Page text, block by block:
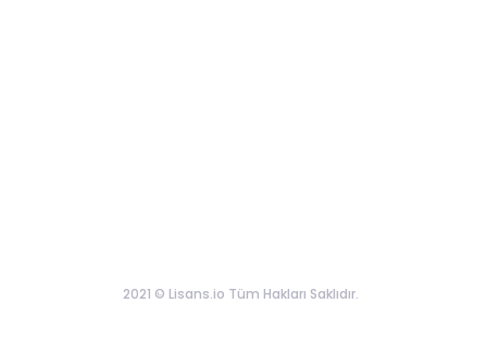
2021 © Lisans.io Tüm Hakları Saklıdır.